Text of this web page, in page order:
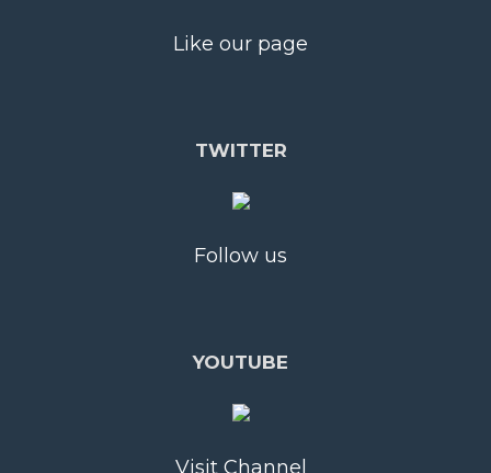
Like our page
TWITTER
Follow us
YOUTUBE
Visit Channel